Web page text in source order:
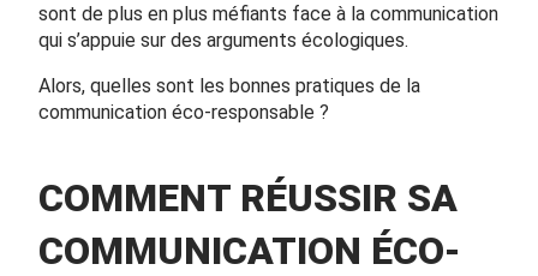
sont de plus en plus méfiants face à la communication
qui s’appuie sur des arguments écologiques.
Alors, quelles sont les bonnes pratiques de la
communication éco-responsable ?
COMMENT RÉUSSIR SA
COMMUNICATION ÉCO-